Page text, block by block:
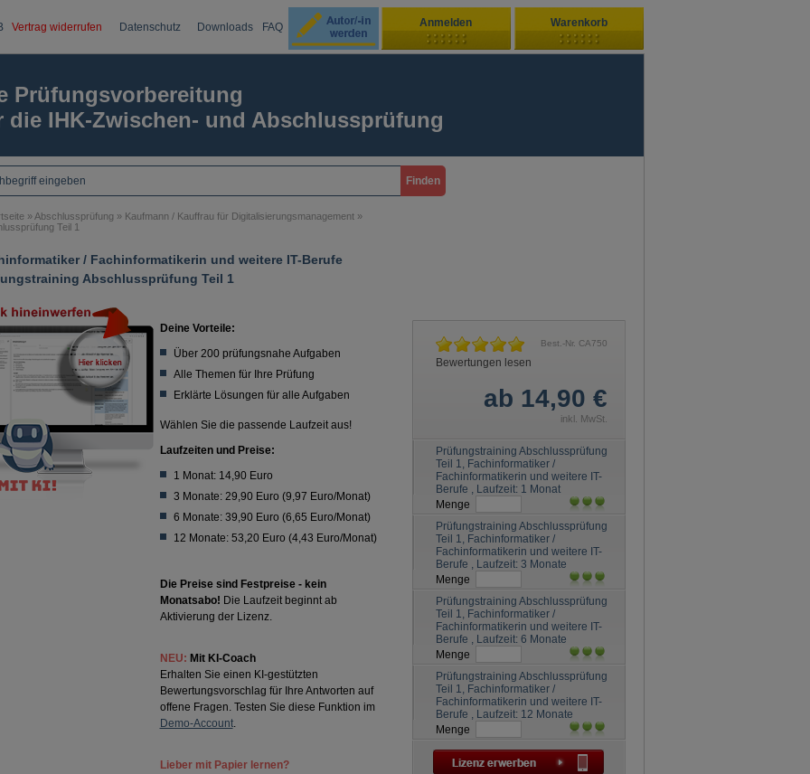
Vertrag widerrufen Datenschutz Downloads FAQ Anmelden Warenkorb
Prüfungsvorbereitung
die IHK-Zwischen- und Abschlussprüfung
» Abschlussprüfung » Kaufmann / Kauffrau für Digitalisierungsmanagement»
Teil 1
/ Fachinformatikerin und weitere IT-Berufe
Abschlussprüfung Teil 1
Deine Vorteile:
Über 200 prüfungsnahe Aufgaben
Alle Themen für Ihre Prüfung
Erklärte Lösungen für alle Aufgaben
Wählen Sie die passende Laufzeit aus!
Laufzeiten und Preise:
1 Monat: 14,90 Euro
3 Monate: 29,90 Euro (9,97 Euro/Monat)
6 Monate: 39,90 Euro (6,65 Euro/Monat)
12 Monate: 53,20 Euro (4,43 Euro/Monat)
Die Preise sind Festpreise - kein
Monatsabo! Die Laufzeit beginnt ab
Aktivierung der Lizenz.
NEU: Mit KI-Coach
Erhalten Sie einen KI-gestützten
Bewertungsvorschlag für Ihre Antworten auf
offene Fragen. Testen Sie diese Funktion im
Demo-Account.
Lieber mit Papier lernen?
Best.-Nr. CA750
Bewertungen lesen
ab 14,90 €
inkl. MwSt.
Prüfungstraining Abschlussprüfung
Teil 1, Fachinformatiker /
Fachinformatikerin und weitere IT-
Berufe , Laufzeit: 1 Monat
Menge
Prüfungstraining Abschlussprüfung
Teil 1, Fachinformatiker /
Fachinformatikerin und weitere IT-
Berufe , Laufzeit: 3 Monate
Menge
Prüfungstraining Abschlussprüfung
Teil 1, Fachinformatiker /
Fachinformatikerin und weitere IT-
Berufe , Laufzeit: 6 Monate
Menge
Prüfungstraining Abschlussprüfung
Teil 1, Fachinformatiker /
Fachinformatikerin und weitere IT-
Berufe , Laufzeit: 12 Monate
Menge